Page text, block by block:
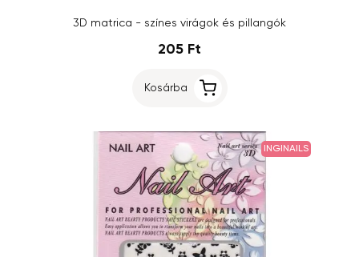
3D matrica - színes virágok és pillangók
205 Ft
Kosárba
INGINAILS